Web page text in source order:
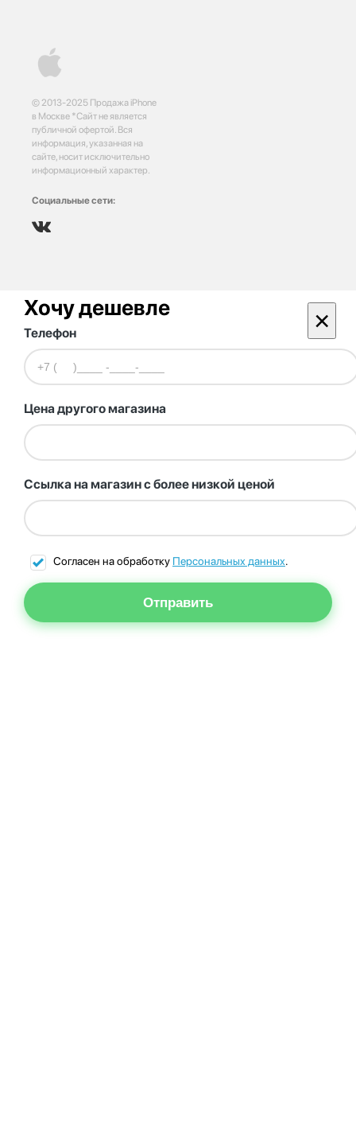
© 2013-2025 Продажа iPhone
в Москве *Сайт не является
публичной офертой. Вся
информация, указанная на
сайте, носит исключительно
информационный характер.
Социальные сети:
Хочу дешевле ×
Телефон
Цена другого магазина
Ссылка на магазин с более низкой ценой
Согласен на обработку Персональных данных.
Отправить